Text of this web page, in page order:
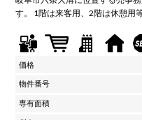
す。 1階は来客用、2階は休憩用